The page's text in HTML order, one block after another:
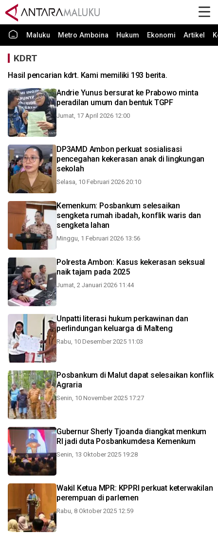
Maluku Metro Amboina Hukum Ekonomi Artikel
KDRT
Hasil pencarian kdrt. Kami memiliki 193 berita.
Andrie Yunus bersurat ke Prabowo minta
peradilan umum dan bentuk TGPF
Jumat, 17 April 2026 12:00
DP3AMD Ambon perkuat sosialisasi
pencegahan kekerasan anak di lingkungan
sekolah
Selasa, 10 Februari 2026 20:10
Kemenkum: Posbankum selesaikan
sengketa rumah ibadah, konflik waris dan
sengketa lahan
Minggu, 1 Februari 2026 13:56
Polresta Ambon: Kasus kekerasan seksual
naik tajam pada 2025
Jumat, 2 Januari 2026 11:44
Unpatti literasi hukum perkawinan dan
perlindungan keluarga di Malteng
Rabu, 10 Desember 2025 11:03
Posbankum di Malut dapat selesaikan konflik
Agraria
Senin, 10 November 2025 17:27
Gubernur Sherly Tjoanda diangkat menkum
RI jadi duta Posbankumdesa Kemenkum
Senin, 13 Oktober 2025 19:28
Wakil Ketua MPR: KPPRI perkuat keterwakilan
perempuan di parlemen
Rabu, 8 Oktober 2025 12:59